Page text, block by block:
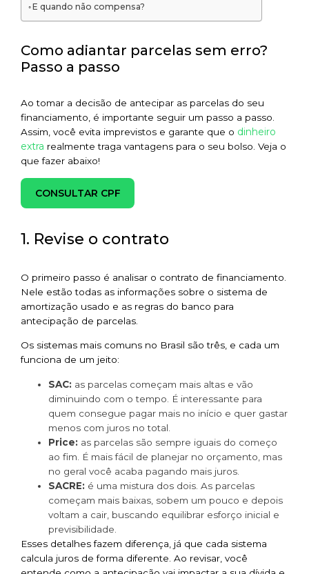
E quando não compensa?
Como adiantar parcelas sem erro?
Passo a passo
Ao tomar a decisão de antecipar as parcelas do seu
financiamento, é importante seguir um passo a passo.
Assim, você evita imprevistos e garante que o dinheiro
extra realmente traga vantagens para o seu bolso. Veja o
que fazer abaixo!
CONSULTAR CPF
1. Revise o contrato
O primeiro passo é analisar o contrato de financiamento.
Nele estão todas as informações sobre o sistema de
amortização usado e as regras do banco para
antecipação de parcelas.
Os sistemas mais comuns no Brasil são três, e cada um
funciona de um jeito:
SAC: as parcelas começam mais altas e vão
diminuindo com o tempo. É interessante para
quem consegue pagar mais no início e quer gastar
menos com juros no total.
Price: as parcelas são sempre iguais do começo
ao fim. É mais fácil de planejar no orçamento, mas
no geral você acaba pagando mais juros.
SACRE: é uma mistura dos dois. As parcelas
começam mais baixas, sobem um pouco e depois
voltam a cair, buscando equilibrar esforço inicial e
previsibilidade.
Esses detalhes fazem diferença, já que cada sistema
calcula juros de forma diferente. Ao revisar, você